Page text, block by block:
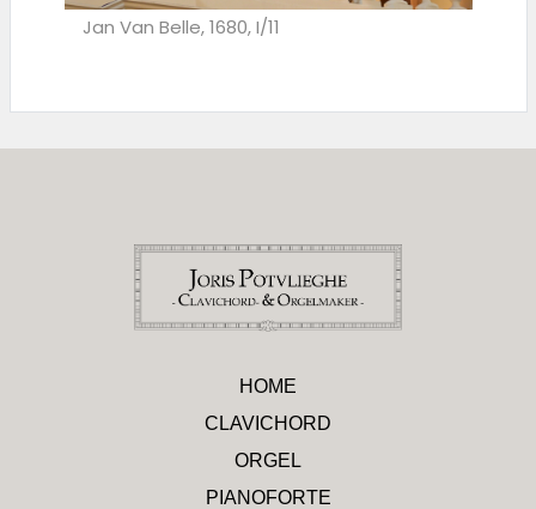
Jan Van Belle, 1680, I/11
HOME
CLAVICHORD
ORGEL
PIANOFORTE